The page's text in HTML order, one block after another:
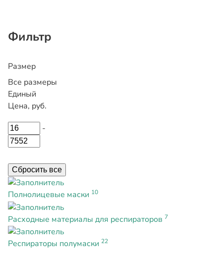
Фильтр
Размер
Все размеры
Единый
Цена, руб.
-
Сбросить все
Полнолицевые маски 10
Расходные материалы для респираторов 7
Респираторы полумаски 22